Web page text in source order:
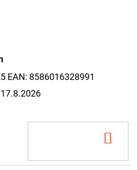
EAN: 8586016328991
17.8.2026